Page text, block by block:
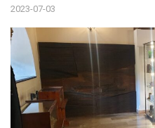
2023-07-03